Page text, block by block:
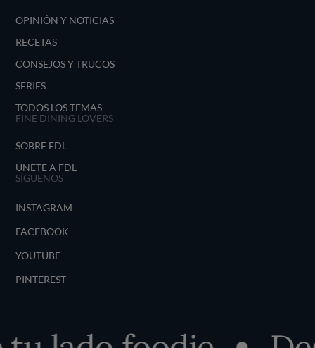
OPINIÓN Y NOTICIAS
RECETAS
CONSEJOS Y TRUCOS
SERIES
TODOS LOS TEMAS
FINE DINING LOVERS
SOBRE FDL
ÚNETE A FDL
SÍGUENOS
INSTAGRAM
FACEBOOK
YOUTUBE
PINTEREST